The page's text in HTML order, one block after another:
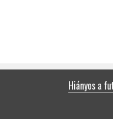
Hiányos a